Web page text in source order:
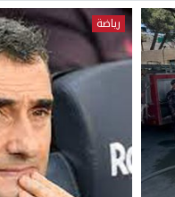
رياضة